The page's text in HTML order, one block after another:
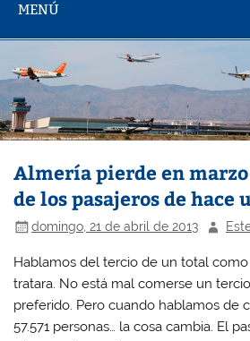
MENÚ
Almería pierde en
de los pasajeros de hace
domingo, 21 de abril de 2013
Hablamos del tercio de un total
tratara. No está mal comerse un
preferido. Pero cuando hablamos de
57.571 personas… la cosa cambia. El